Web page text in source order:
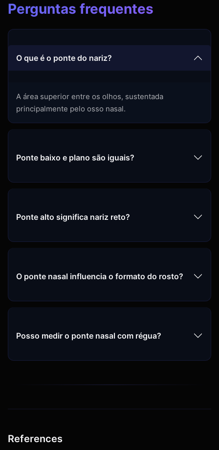
Perguntas frequentes
O que é o ponte do nariz?
A área superior entre os olhos, sustentada
principalmente pelo osso nasal.
Ponte baixo e plano são iguais?
Ponte alto significa nariz reto?
O ponte nasal influencia o formato do rosto?
Posso medir o ponte nasal com régua?
References